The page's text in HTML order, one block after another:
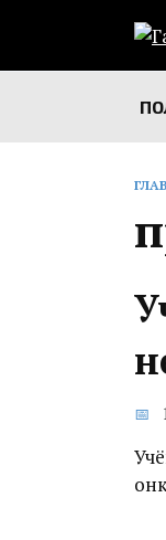
содержанию